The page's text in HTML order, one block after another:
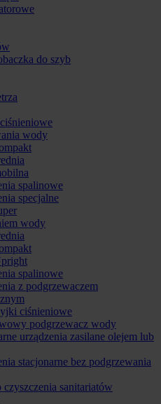
do szyb
wody
spalinowe
specjalne
wody
spalinowe
z podgrzewaczem
ciśnieniowe
podgrzewacz wody
urządzenia zasilane olejem lub
stacjonarne bez podgrzewania
czyszczenia sanitariatów